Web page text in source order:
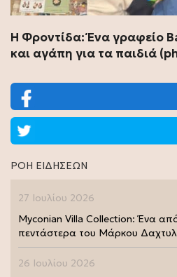
Η Φροντίδα: Ένα γραφείο
και αγάπη για τα παιδιά
ΡΟΗ ΕΙΔΗΣΕΩΝ
27 Ιουλίου 2026
Myconian Villa Collection: Ένα
πεντάστερα του Μάρκου
26 Ιουλίου 2026